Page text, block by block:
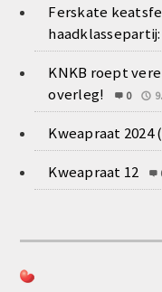
Ferskate
KNKB roept
overleg!
0
Kweapraat 2024
Kweapraat 12